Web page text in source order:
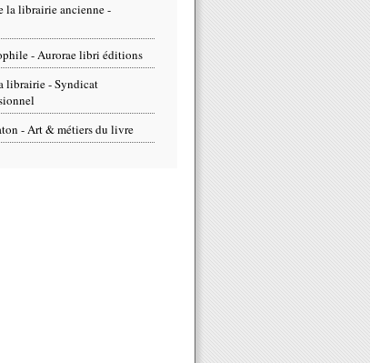
la librairie ancienne -
- Aurorae libri éditions
librairie - Syndicat
- Art & métiers du livre